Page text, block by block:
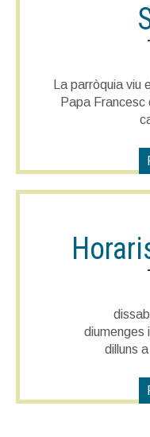
La parròquia viu
Papa
diumenges
dilluns